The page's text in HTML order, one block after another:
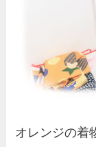
オレンジの着